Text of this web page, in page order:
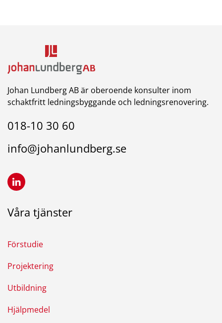
Johan Lundberg AB är oberoende konsulter inom
schaktfritt ledningsbyggande och ledningsrenovering.
018-10 30 60
info@johanlundberg.se
Våra tjänster
Förstudie
Projektering
Utbildning
Hjälpmedel